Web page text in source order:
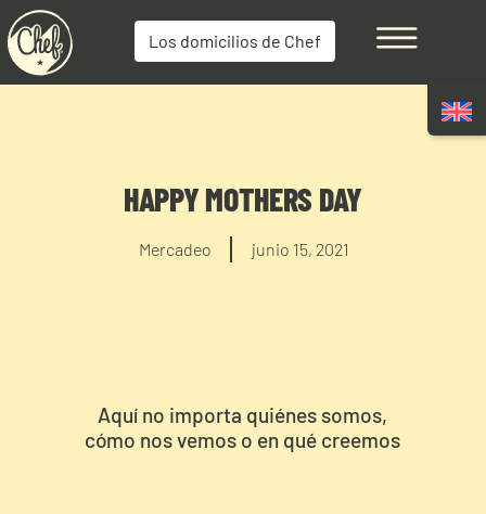
Los domicilios de Chef
HAPPY MOTHERS DAY
Mercadeo junio 15, 2021
Aquí no importa quiénes somos,
cómo nos vemos o en qué creemos